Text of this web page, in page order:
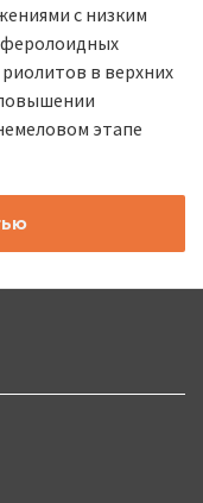
с низким
в верхних
этапе